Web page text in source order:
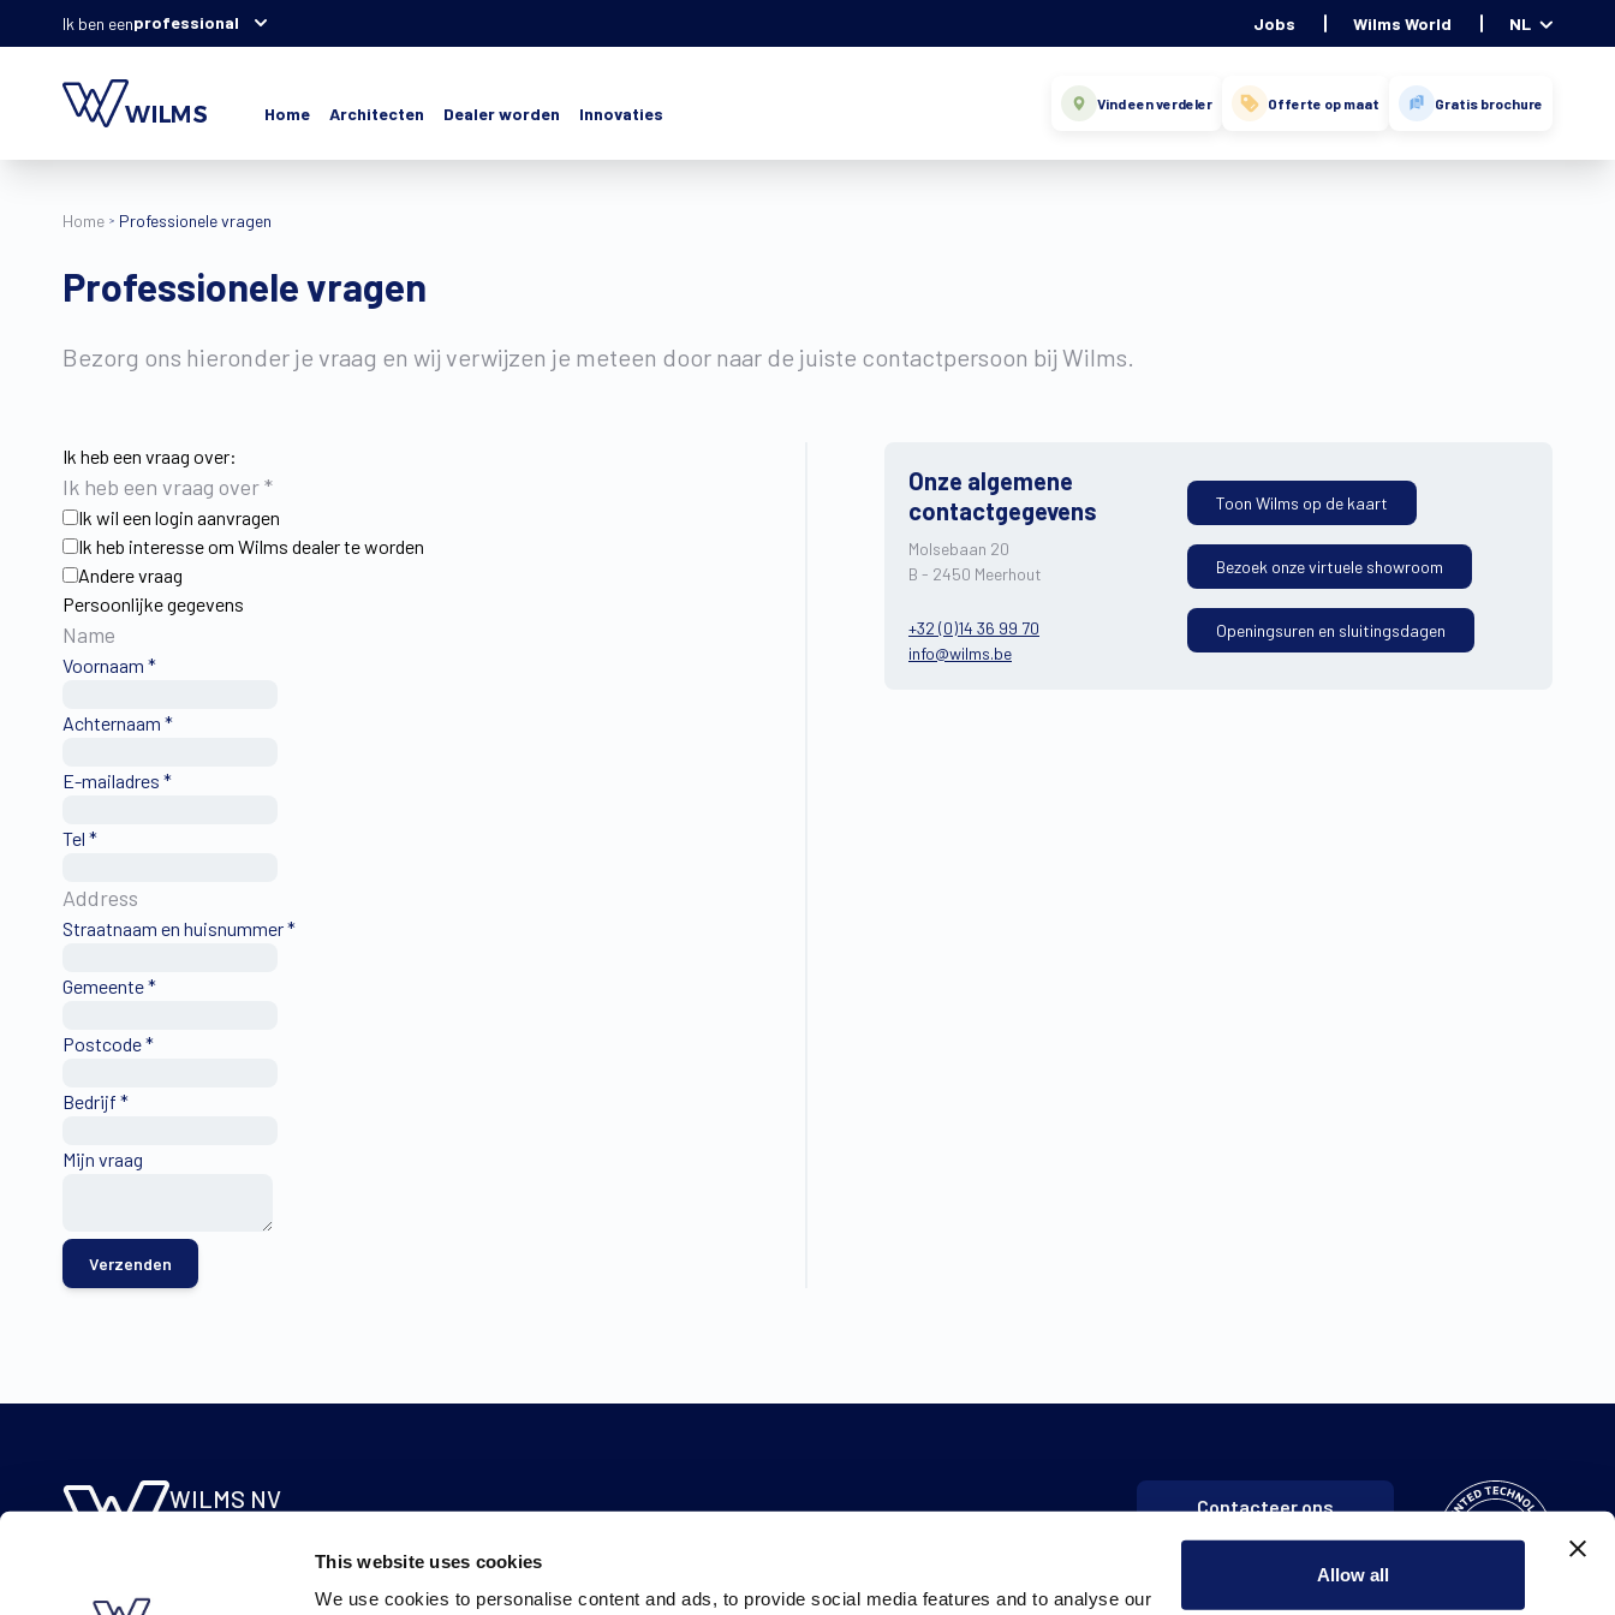
This website uses cookies
We use cookies to personalise content and ads, to provide social media features and to analyse our
Allow all
Ik ben eenprofessional Jobs Wilms World NL
Home Architecten Dealer worden Innovaties Vind een verdeler Offerte op maat Gratis brochure
Home Professionele vragen
Professionele vragen
Bezorg ons hieronder je vraag en wij verwijzen je meteen door naar de juiste contactpersoon bij Wilms.
Ik heb een vraag over:
Ik heb een vraag over*
Ik wil een login aanvragen
Ik heb interesse om Wilms dealer te worden
Andere vraag
Persoonlijke gegevens
Name
Voornaam *
Achternaam *
E-mailadres *
Tel *
Address
Straatnaam en huisnummer*
Gemeente*
Postcode*
Bedrijf *
Mijn vraag
Verzenden
Onze algemene
contactgegevens
Molsebaan 20
B - 2450 Meerhout
+32 (0)14 36 99 70
info@wilms.be
Toon Wilms op de kaart
Bezoek onze virtuele showroom
Openingsuren en sluitingsdagen
WILMS NV Contacteer ons